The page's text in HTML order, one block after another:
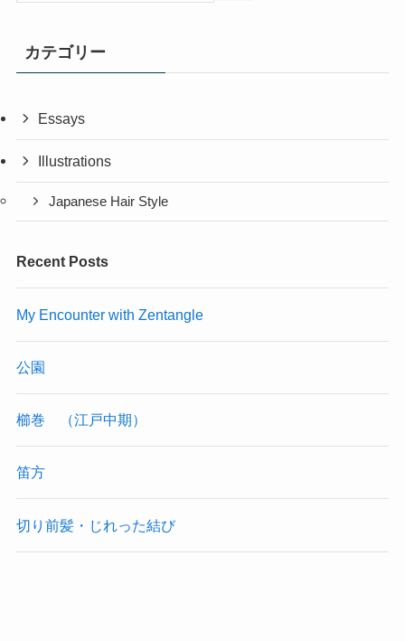
カテゴリー
Essays
Illustrations
Japanese Hair Style
Recent Posts
My Encounter with Zentangle
公園
櫛巻 （江戸中期）
笛方
切り前髪・じれった結び